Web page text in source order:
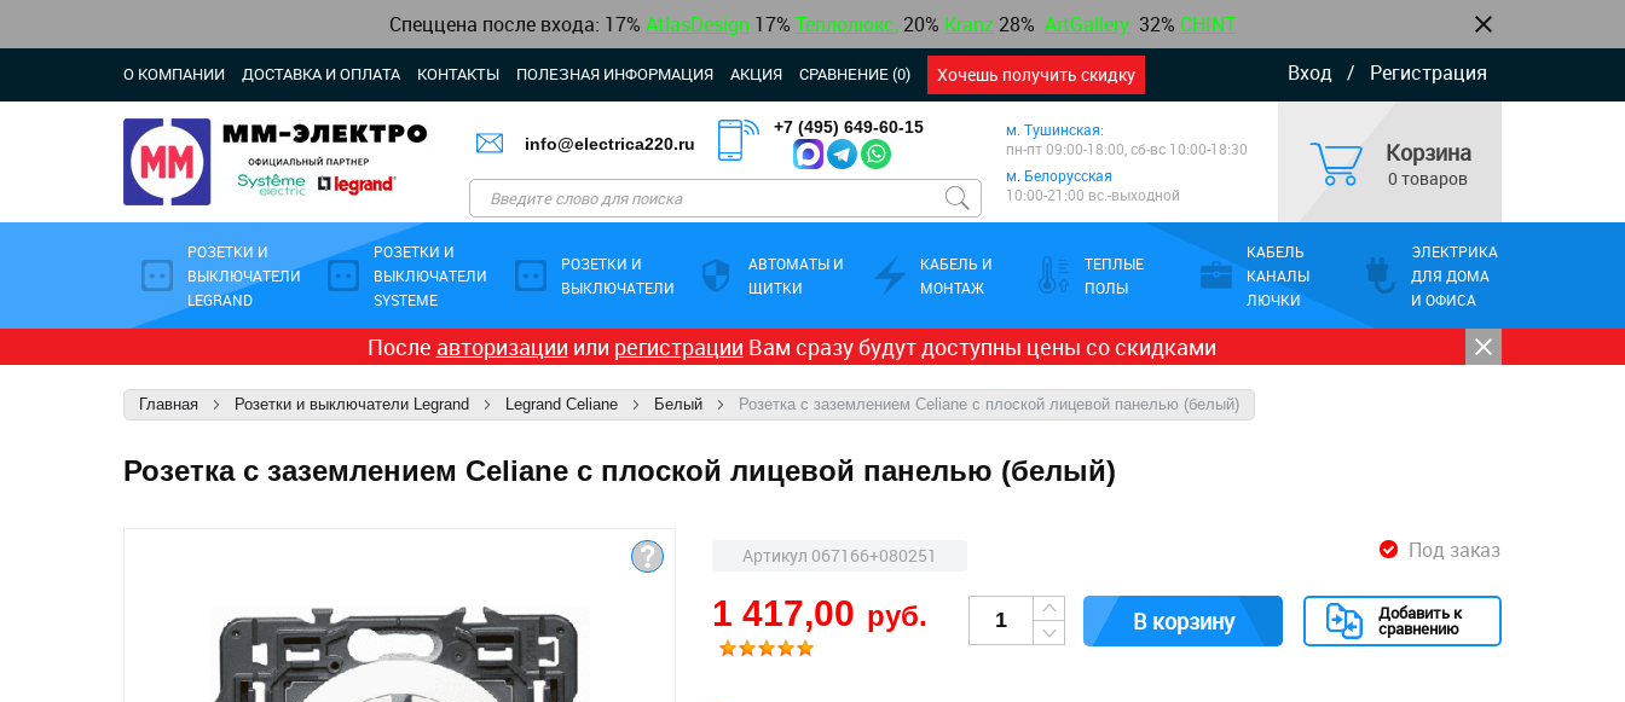
Спеццена после входа: 17% AtlasDesign 17% Теплолюкс, 20% Kranz 28% ArtGallery 32% CHINT
Вход / Регистрация
О КОМПАНИИ ДОСТАВКА И ОПЛАТА КОНТАКТЫ ПОЛЕЗНАЯ ИНФОРМАЦИЯ АКЦИЯ СРАВНЕНИЕ (0) Хочешь получить скидку
info@electrica220.ru
+7 (495) 649-60-15
м. Тушинская:
пн-пт 09:00-18:00, сб-вс 10:00-18:30
м. Белорусская
10:00-21:00 вс.-выходной
Корзина
0 товаров
РОЗЕТКИ И
ВЫКЛЮЧАТЕЛИ
LEGRAND
РОЗЕТКИ И
ВЫКЛЮЧАТЕЛИ
SYSTEME
РОЗЕТКИ И
ВЫКЛЮЧАТЕЛИ
АВТОМАТЫ И
ЩИТКИ
КАБЕЛЬ И
МОНТАЖ
ТЕПЛЫЕ
ПОЛЫ
КАБЕЛЬ
КАНАЛЫ
ЛЮЧКИ
ЭЛЕКТРИКА
ДЛЯ ДОМА
И ОФИСА
После авторизации или регистрации Вам сразу будут доступны цены со скидками
Главная Розетки и выключатели Legrand Legrand Celiane Белый Розетка с заземлением Celiane с плоской лицевой панелью (белый)
Розетка с заземлением Celiane с плоской лицевой панелью (белый)
Под заказ
Артикул 067166+080251
1 417,00 руб. В корзину Добавить к
сравнению